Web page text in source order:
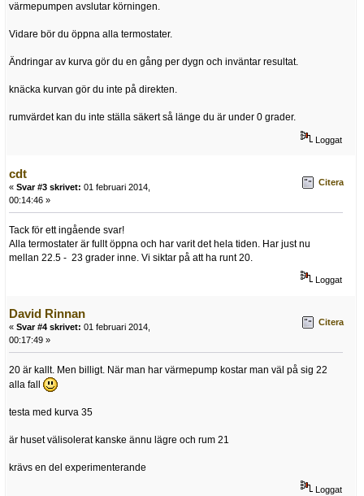
värmepumpen avslutar körningen.
Vidare bör du öppna alla termostater.
Ändringar av kurva gör du en gång per dygn och inväntar resultat.
knäcka kurvan gör du inte på direkten.
rumvärdet kan du inte ställa säkert så länge du är under 0 grader.
Loggat
cdt
« Svar #3 skrivet: 01 februari 2014,
00:14:46 »
Citera
Tack för ett ingående svar!
Alla termostater är fullt öppna och har varit det hela tiden. Har just nu
mellan 22.5 - 23 grader inne. Vi siktar på att ha runt 20.
Loggat
David Rinnan
« Svar #4 skrivet: 01 februari 2014,
00:17:49 »
Citera
20 är kallt. Men billigt. När man har värmepump kostar man väl på sig 22
alla fall
testa med kurva 35
är huset välisolerat kanske ännu lägre och rum 21
krävs en del experimenterande
Loggat